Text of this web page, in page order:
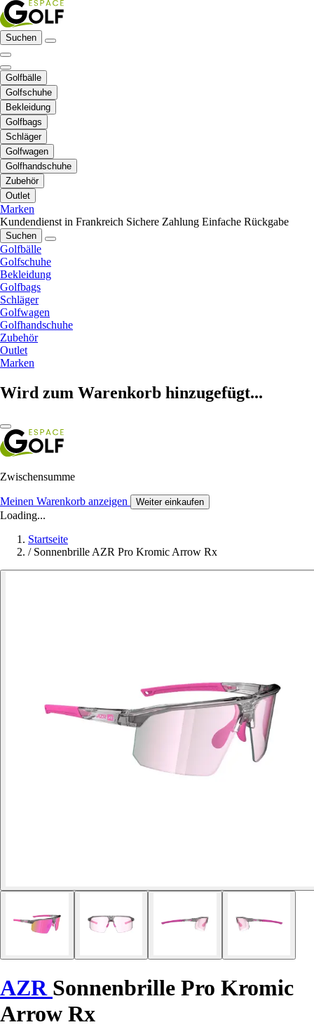
Suchen
Golfbälle
Golfschuhe
Bekleidung
Golfbags
Schläger
Golfwagen
Golfhandschuhe
Zubehör
Outlet
Marken
Kundendienst in Frankreich Sichere Zahlung Einfache Rückgabe
Suchen
Golfbälle
Golfschuhe
Bekleidung
Golfbags
Schläger
Golfwagen
Golfhandschuhe
Zubehör
Outlet
Marken
Wird zum Warenkorb hinzugefügt...
Zwischensumme
Meinen Warenkorb anzeigen Weiter einkaufen
Loading...
Startseite
/ Sonnenbrille AZR Pro Kromic Arrow Rx
AZR Sonnenbrille Pro Kromic
Arrow Rx